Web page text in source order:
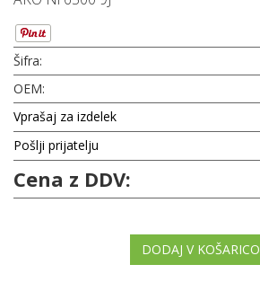
Šifra:
OEM:
Vprašaj za izdelek
Pošlji prijatelju
Cena z DDV:
DODAJ V KOŠARICO